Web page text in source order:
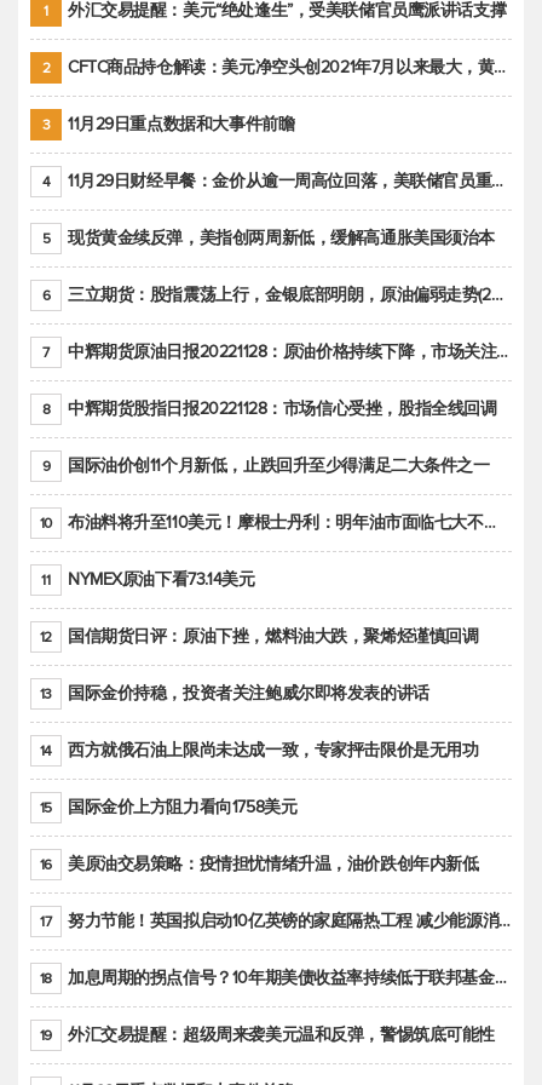
1 外汇交易提醒：美元“绝处逢生”，受美联储官员鹰派讲话支撑
2 CFTC商品持仓解读：美元净空头创2021年7月以来最大，黄金期货投机性净多头头寸减少
3 11月29日重点数据和大事件前瞻
4 11月29日财经早餐：金价从逾一周高位回落，美联储官员重申鹰派立场推动美元回升
5 现货黄金续反弹，美指创两周新低，缓解高通胀美国须治本
6 三立期货：股指震荡上行，金银底部明朗，原油偏弱走势(20221128收评)
7 中辉期货原油日报20221128：原油价格持续下降，市场关注OPEC+新一轮产能政策
8 中辉期货股指日报20221128：市场信心受挫，股指全线回调
9 国际油价创11个月新低，止跌回升至少得满足二大条件之一
10 布油料将升至110美元！摩根士丹利：明年油市面临七大不确定性
11 NYMEX原油下看73.14美元
12 国信期货日评：原油下挫，燃料油大跌，聚烯烃谨慎回调
13 国际金价持稳，投资者关注鲍威尔即将发表的讲话
14 西方就俄石油上限尚未达成一致，专家抨击限价是无用功
15 国际金价上方阻力看向1758美元
16 美原油交易策略：疫情担忧情绪升温，油价跌创年内新低
17 努力节能！英国拟启动10亿英镑的家庭隔热工程 减少能源消耗
18 加息周期的拐点信号？10年期美债收益率持续低于联邦基金利率目标区间
19 外汇交易提醒：超级周来袭美元温和反弹，警惕筑底可能性